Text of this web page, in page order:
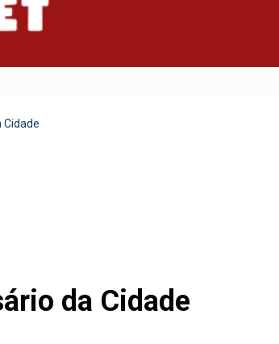
Cidade
da Cidade